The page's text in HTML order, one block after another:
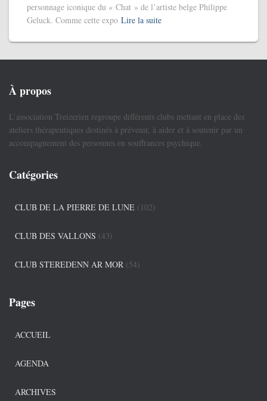
personnage iconique du « Chat » de l’artiste belge Philippe
Geluck. Comme cette expo Lire la suite
À propos
L’association Treizerien regroupe différents clubs mettant en place des
ateliers thérapeutiques destinés à prévenir, à aider et à soutenir par un
accompagnement des personnes en souffrances psychique.
Catégories
CLUB DE LA PIERRE DE LUNE (102)
CLUB DES VALLONS (43)
CLUB STEREDENN AR MOR (54)
Pages
ACCUEIL
AGENDA
ARCHIVES